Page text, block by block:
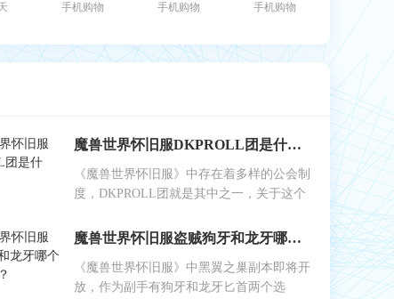
手机购物 手机购物 手机购物
魔兽世界怀旧服DKPROLL团是什么？
《魔兽世界怀旧服》中存在着多样的公会制
度，DKPROLL团就是其中之一，关于这个
魔兽世界怀旧服盗贼狗牙和龙牙哪个做副手好？
《魔兽世界怀旧服》中黑翼之巢副本即将开
放，作为副手有狗牙和龙牙匕首两个选